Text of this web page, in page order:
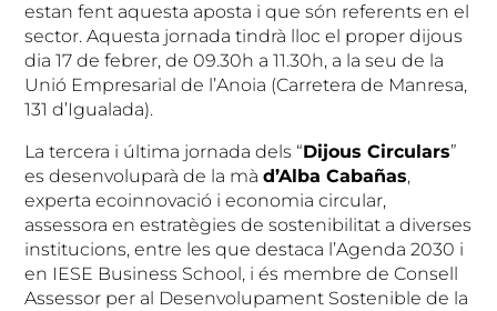
estan fent aquesta aposta i que són referents en el
sector. Aquesta jornada tindrà lloc el proper dijous
dia 17 de febrer, de 09.30h a 11.30h, a la seu de la
Unió Empresarial de l’Anoia (Carretera de Manresa,
131 d’Igualada).
La tercera i última jornada dels “Dijous Circulars”
es desenvoluparà de la màd’Alba Cabañas,
experta ecoinnovació i economia circular,
assessora en estratègies de sostenibilitat a diverses
institucions, entre les que destaca l’Agenda 2030 i
en IESE Business School, i és membre de Consell
Assessor per al Desenvolupament Sostenible de la